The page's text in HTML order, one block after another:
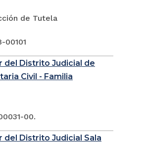
de Tutela
00101
del Distrito Judicial de
Civil - Familia
00.
del Distrito Judicial Sala